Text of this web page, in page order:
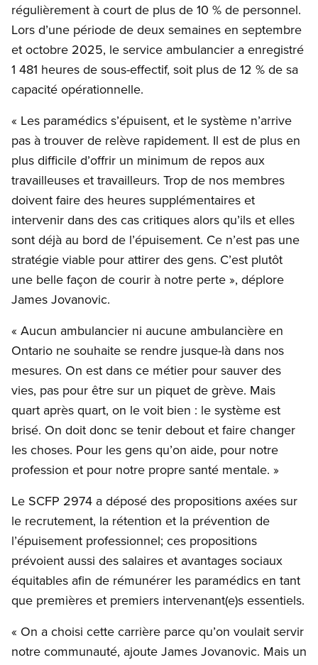
régulièrement à court de plus de 10 % de personnel.
Lors d’une période de deux semaines en septembre
et octobre 2025, le service ambulancier a enregistré
1 481 heures de sous-effectif, soit plus de 12 % de sa
capacité opérationnelle.
« Les paramédics s’épuisent, et le système n’arrive
pas à trouver de relève rapidement. Il est de plus en
plus difficile d’offrir un minimum de repos aux
travailleuses et travailleurs. Trop de nos membres
doivent faire des heures supplémentaires et
intervenir dans des cas critiques alors qu’ils et elles
sont déjà au bord de l’épuisement. Ce n’est pas une
stratégie viable pour attirer des gens. C’est plutôt
une belle façon de courir à notre perte », déplore
James Jovanovic.
« Aucun ambulancier ni aucune ambulancière en
Ontario ne souhaite se rendre jusque-là dans nos
mesures. On est dans ce métier pour sauver des
vies, pas pour être sur un piquet de grève. Mais
quart après quart, on le voit bien : le système est
brisé. On doit donc se tenir debout et faire changer
les choses. Pour les gens qu’on aide, pour notre
profession et pour notre propre santé mentale. »
Le SCFP 2974 a déposé des propositions axées sur
le recrutement, la rétention et la prévention de
l’épuisement professionnel; ces propositions
prévoient aussi des salaires et avantages sociaux
équitables afin de rémunérer les paramédics en tant
que premières et premiers intervenant(e)s essentiels.
« On a choisi cette carrière parce qu’on voulait servir
notre communauté, ajoute James Jovanovic. Mais un